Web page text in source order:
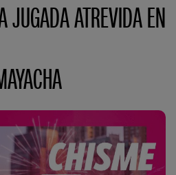
ATREVIDA EN